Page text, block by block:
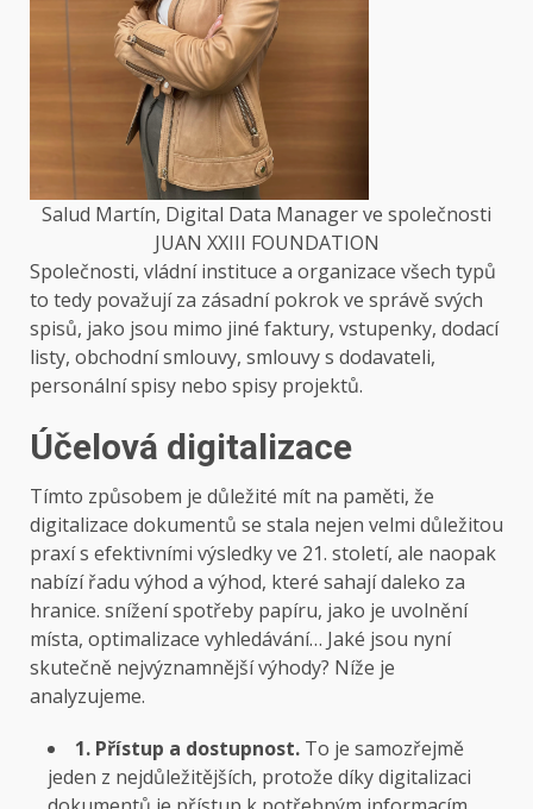
Salud Martín, Digital Data Manager ve společnosti
JUAN XXIII FOUNDATION
Společnosti, vládní instituce a organizace všech typů
to tedy považují za zásadní pokrok ve správě svých
spisů, jako jsou mimo jiné faktury, vstupenky, dodací
listy, obchodní smlouvy, smlouvy s dodavateli,
personální spisy nebo spisy projektů.
Účelová digitalizace
Tímto způsobem je důležité mít na paměti, že
digitalizace dokumentů se stala nejen velmi důležitou
praxí s efektivními výsledky ve 21. století, ale naopak
nabízí řadu výhod a výhod, které sahají daleko za
hranice. snížení spotřeby papíru, jako je uvolnění
místa, optimalizace vyhledávání… Jaké jsou nyní
skutečně nejvýznamnější výhody? Níže je
analyzujeme.
1. Přístup a dostupnost. To je samozřejmě
jeden z nejdůležitějších, protože díky digitalizaci